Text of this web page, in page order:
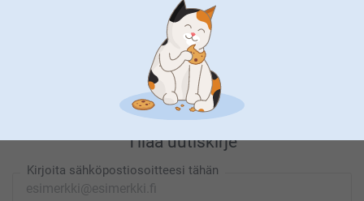
Olemme täällä sinun vuoksesi
Tilaa uutiskirje
Kirjoita sähköpostiosoitteesi tähän